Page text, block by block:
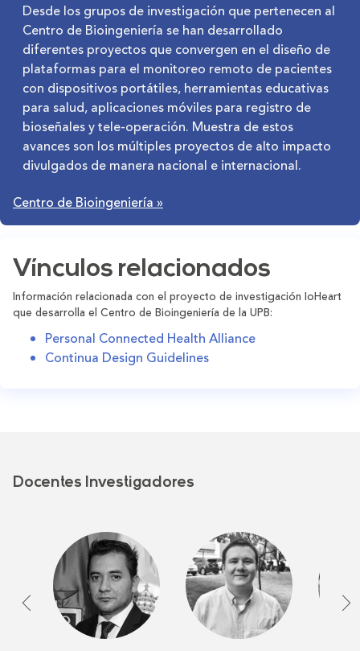
Desde los grupos de investigación que pertenecen al
Centro de Bioingeniería se han desarrollado
diferentes proyectos que convergen en el diseño de
plataformas para el monitoreo remoto de pacientes
con dispositivos portátiles, herramientas educativas
para salud, aplicaciones móviles para registro de
bioseñales y tele-operación. Muestra de estos
avances son los múltiples proyectos de alto impacto
divulgados de manera nacional e internacional.
Centro de Bioingeniería »
Vínculos relacionados
Información relacionada con el proyecto de investigación IoHeart
que desarrolla el Centro de Bioingeniería de la UPB:
Personal Connected Health Alliance
Continua Design Guidelines
Docentes Investigadores